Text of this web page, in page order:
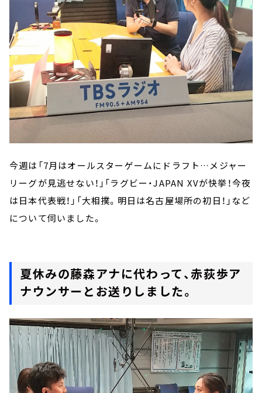
今週は「7月はオールスターゲームにドラフト…メジャー
リーグが見逃せない！」「ラグビー・JAPAN XVが快挙！今夜
は日本代表戦！」「大相撲。明日は名古屋場所の初日！」など
について伺いました。
夏休みの藤森アナに代わって、赤荻歩ア
ナウンサーとお送りしました。